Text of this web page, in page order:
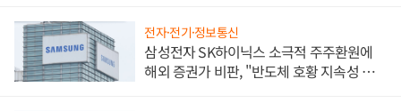
전자·전기·정보통신
삼성전자 SK하이닉스 소극적 주주환원에
해외 증권가 비판, "반도체 호황 지속성 의